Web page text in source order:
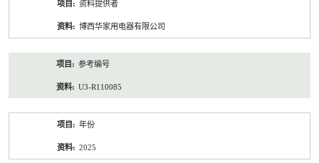
资料提供者
博西华家用电器有限公司
参考编号
U3-R110085
年份
2025